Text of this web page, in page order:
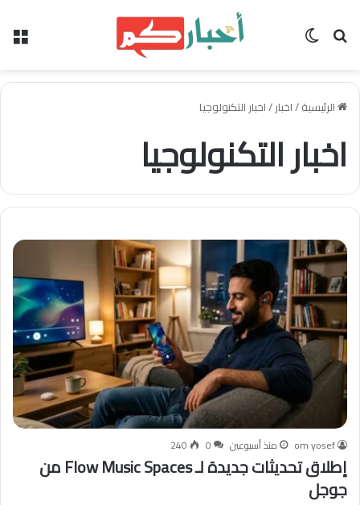
بحث عن الوضع المظلم
الرئيسية/اخبار/اخبار التكنولوجيا
اخبار التكنولوجيا
om yosef منذ أسبوعين 0
240
إطلاق تحديثات جديدة لـ Flow Music Spaces من
جوجل